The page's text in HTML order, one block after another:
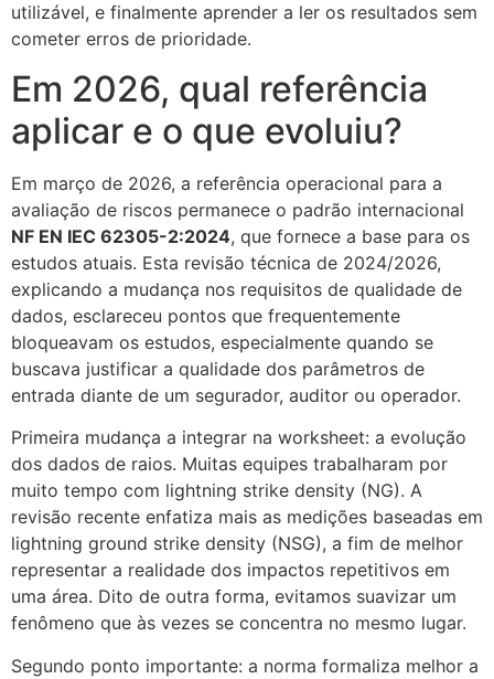
utilizável, e finalmente aprender a ler os resultados sem
cometer erros de prioridade.
Em 2026, qual referência
aplicar e o que evoluiu?
Em março de 2026, a referência operacional para a
avaliação de riscos permanece o padrão internacional
NF EN IEC 62305-2:2024, que fornece a base para os
estudos atuais. Esta revisão técnica de 2024/2026,
explicando a mudança nos requisitos de qualidade de
dados, esclareceu pontos que frequentemente
bloqueavam os estudos, especialmente quando se
buscava justificar a qualidade dos parâmetros de
entrada diante de um segurador, auditor ou operador.
Primeira mudança a integrar na worksheet: a evolução
dos dados de raios. Muitas equipes trabalharam por
muito tempo com lightning strike density (NG). A
revisão recente enfatiza mais as medições baseadas em
lightning ground strike density (NSG), a fim de melhor
representar a realidade dos impactos repetitivos em
uma área. Dito de outra forma, evitamos suavizar um
fenômeno que às vezes se concentra no mesmo lugar.
Segundo ponto importante: a norma formaliza melhor a